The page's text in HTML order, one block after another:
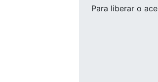
Para liberar o